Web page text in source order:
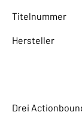
Titelnummer
Hersteller
Drei